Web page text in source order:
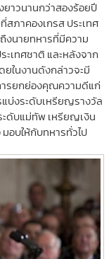
าวนานกว่าสองร้อยปี
ภาคองเกรส ประเทศ
งนายทหารที่มีความ
ะเทศชาติ และหลังจาก
ในงานดังกล่าวจะมี
ารยกย่องคุณความดีแก่
แบ่งระดับเหรียญรางวัล
ะดับแม่ทัพ เหรียญเงิน
บให้กับทหารทั่วไป